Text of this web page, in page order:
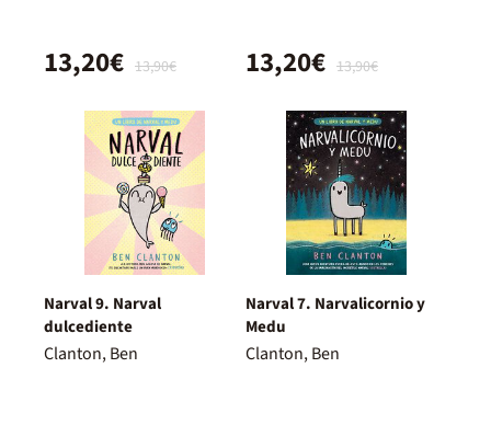
13,90€
13,20€ 13,90€
13,20€
Narval 9. Narval
dulcediente
Clanton, Ben
Narval 7. Narvalicornio y
Medu
Clanton, Ben